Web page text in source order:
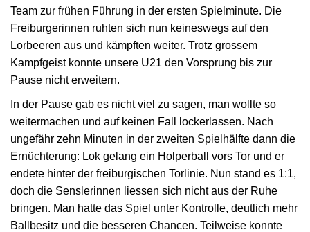
Team zur frühen Führung in der ersten Spielminute. Die
Freiburgerinnen ruhten sich nun keineswegs auf den
Lorbeeren aus und kämpften weiter. Trotz grossem
Kampfgeist konnte unsere U21 den Vorsprung bis zur
Pause nicht erweitern.
In der Pause gab es nicht viel zu sagen, man wollte so
weitermachen und auf keinen Fall lockerlassen. Nach
ungefähr zehn Minuten in der zweiten Spielhälfte dann die
Ernüchterung: Lok gelang ein Holperball vors Tor und er
endete hinter der freiburgischen Torlinie. Nun stand es 1:1,
doch die Senslerinnen liessen sich nicht aus der Ruhe
bringen. Man hatte das Spiel unter Kontrolle, deutlich mehr
Ballbesitz und die besseren Chancen. Teilweise konnte